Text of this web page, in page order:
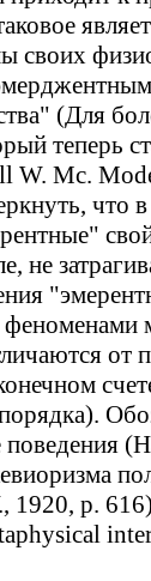
своих
(Для
теперь
W. Mc.
что
не
1920, р.